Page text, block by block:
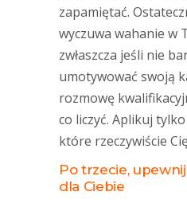
zapamiętać.
wyczuwa wahanie w
zwłaszcza jeśli nie
umotywować swoją
rozmowę
co liczyć. Aplikuj
które rzeczywiście
Po trzecie,
dla Ciebie